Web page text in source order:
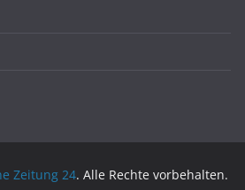
Zeitung 24. Alle Rechte vorbehalten.